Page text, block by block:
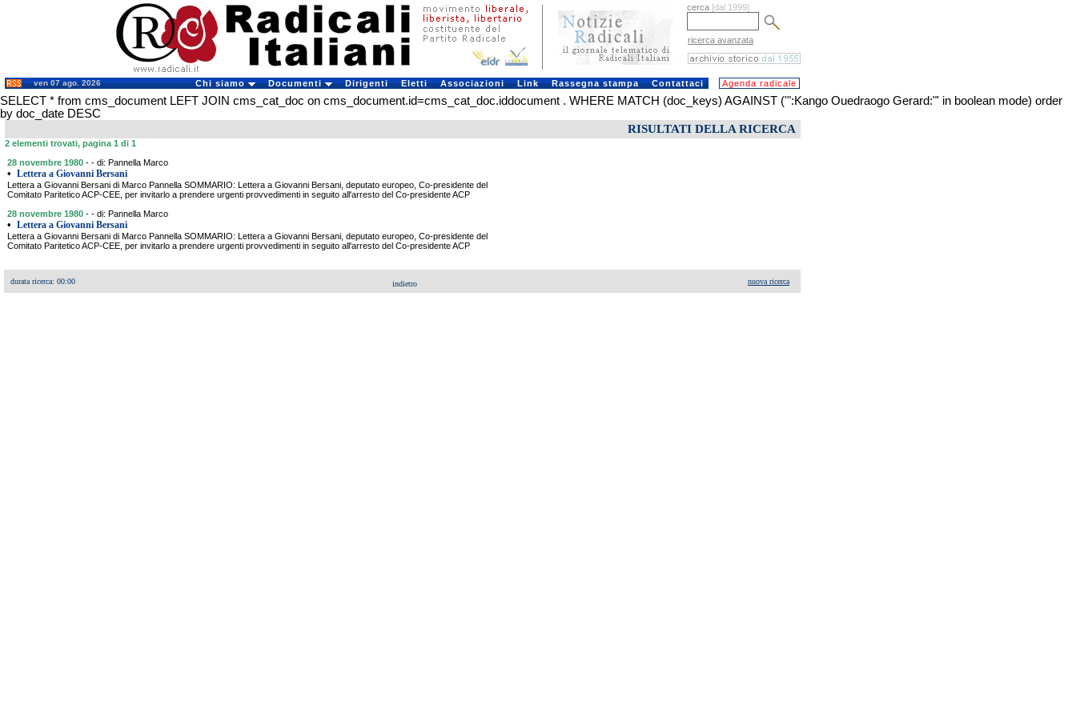
cerca [dal 1999]
ricerca avanzata
ven 07 ago. 2026 Chi siamo Documenti Dirigenti Eletti Associazioni Link Rassegna stampa Contattaci Agenda radicale
SELECT * from cms_document LEFT JOIN cms_cat_doc on cms_document.id=cms_cat_doc.iddocument . WHERE MATCH (doc_keys) AGAINST ('":Kango Ouedraogo Gerard:"' in boolean mode) order
by doc_date DESC
RISULTATI DELLA RICERCA
2 elementi trovati, pagina 1 di 1
28 novembre 1980 - - di: Pannella Marco
• Lettera a Giovanni Bersani
Lettera a Giovanni Bersani di Marco Pannella SOMMARIO: Lettera a Giovanni Bersani, deputato europeo, Co-presidente del
Comitato Paritetico ACP-CEE, per invitarlo a prendere urgenti provvedimenti in seguito all'arresto del Co-presidente ACP
28 novembre 1980 - - di: Pannella Marco
• Lettera a Giovanni Bersani
Lettera a Giovanni Bersani di Marco Pannella SOMMARIO: Lettera a Giovanni Bersani, deputato europeo, Co-presidente del
Comitato Paritetico ACP-CEE, per invitarlo a prendere urgenti provvedimenti in seguito all'arresto del Co-presidente ACP
durata ricerca: 00:00 indietro nuova ricerca